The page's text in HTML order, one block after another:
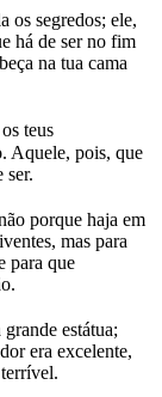
os segredos; ele,
há de ser no fim
na tua cama
teus
Aquele, pois, que
ser.
porque haja em
mas para
para que
estátua;
era excelente,